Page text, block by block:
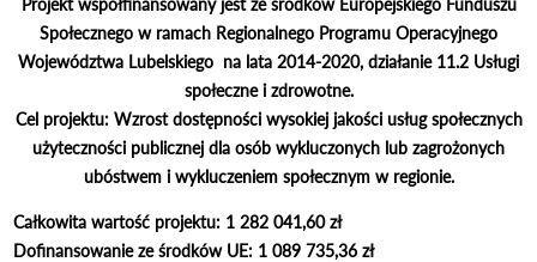
Społecznego w ramach Regionalnego Programu Operacyjnego
Województwa Lubelskiego na lata 2014-2020, działanie 11.2 Usługi
społeczne i zdrowotne.
Cel projektu: Wzrost dostępności wysokiej jakości usług społecznych
użyteczności publicznej dla osób wykluczonych lub zagrożonych
ubóstwem i wykluczeniem społecznym w regionie.
Całkowita wartość projektu: 1 282 041,60 zł
Dofinansowanie ze środków UE: 1 089 735,36 zł